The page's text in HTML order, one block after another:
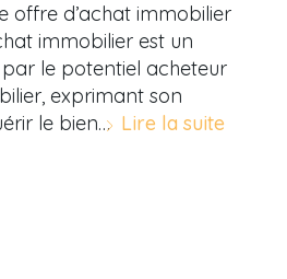
offre d’achat immobilier
immobilier est un
le potentiel acheteur
exprimant son
le bien… Lire la suite